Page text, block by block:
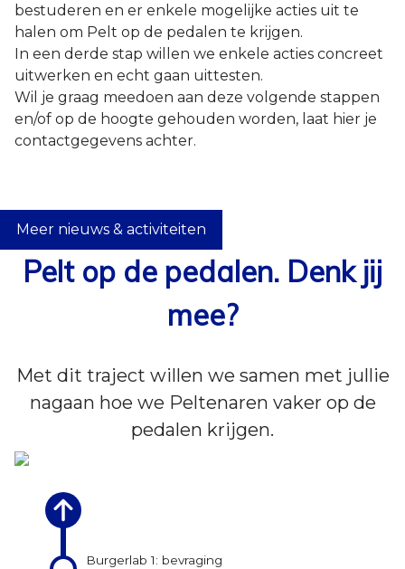
bestuderen en er enkele mogelijke acties uit te
halen om Pelt op de pedalen te krijgen.
In een derde stap willen we enkele acties concreet
uitwerken en echt gaan uittesten.
Wil je graag meedoen aan deze volgende stappen
en/of op de hoogte gehouden worden, laat hier je
contactgegevens achter.
Meer nieuws & activiteiten
Pelt op de pedalen. Denk jij
mee?
Met dit traject willen we samen met jullie
nagaan hoe we Peltenaren vaker op de
pedalen krijgen.
Burgerlab 1: bevraging